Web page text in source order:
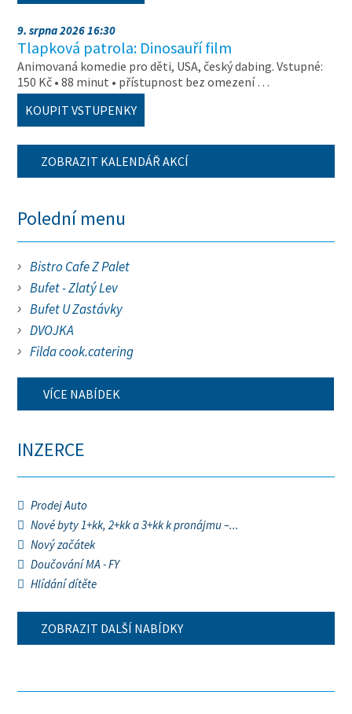
9. srpna 2026 16:30
Tlapková patrola: Dinosauří film
Animovaná komedie pro děti, USA, český dabing. Vstupné:
150 Kč • 88 minut • přístupnost bez omezení …
KOUPIT VSTUPENKY
ZOBRAZIT KALENDÁŘ AKCÍ
Polední menu
Bistro Cafe Z Palet
Bufet - Zlatý Lev
Bufet U Zastávky
DVOJKA
Filda cook.catering
VÍCE NABÍDEK
INZERCE
Prodej Auto
Nové byty 1+kk, 2+kk a 3+kk k pronájmu –...
Nový začátek
Doučování MA - FY
Hlídání dítěte
ZOBRAZIT DALŠÍ NABÍDKY